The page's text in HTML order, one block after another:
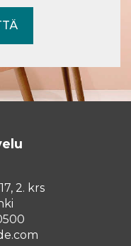
2. krs